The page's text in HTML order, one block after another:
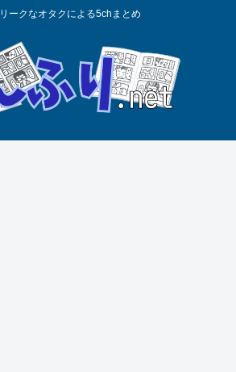
ークなオタクによる5chまとめ